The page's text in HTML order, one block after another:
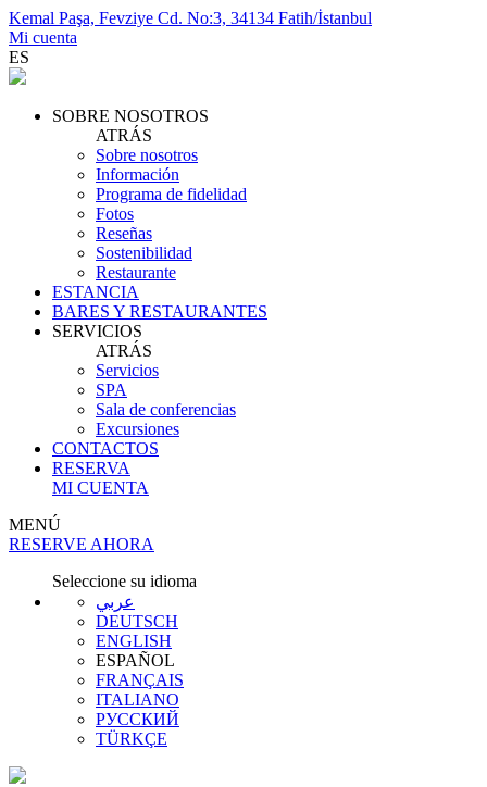
Kemal Paşa, Fevziye Cd. No:3, 34134 Fatih/İstanbul
Mi cuenta
ES
SOBRE NOSOTROS
ATRÁS
Sobre nosotros
Información
Programa de fidelidad
Fotos
Reseñas
Sostenibilidad
Restaurante
ESTANCIA
BARES Y RESTAURANTES
SERVICIOS
ATRÁS
Servicios
SPA
Sala de conferencias
Excursiones
CONTACTOS
RESERVA
MI CUENTA
MENÚ
RESERVE AHORA
Seleccione su idioma
عربي
DEUTSCH
ENGLISH
ESPAÑOL
FRANÇAIS
ITALIANO
РУССКИЙ
TÜRKÇE